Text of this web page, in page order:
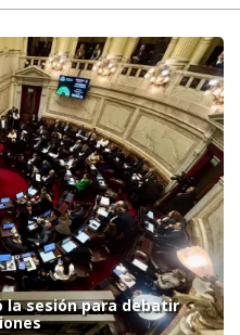
la sesión para debatir